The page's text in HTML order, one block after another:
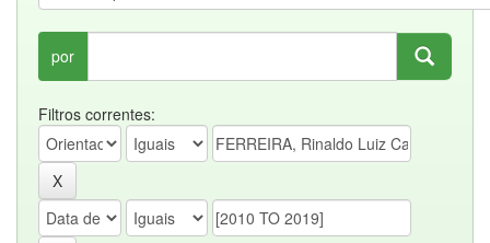
por
Filtros correntes: